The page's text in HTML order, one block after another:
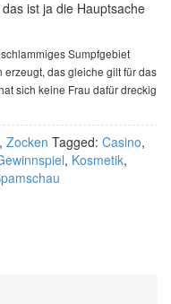
ist ja die Hauptsache
Sumpfgebiet
das gleiche gilt für das
sich keine Frau dafür dreckig
, Zocken Tagged: Casino,
, Kosmetik,